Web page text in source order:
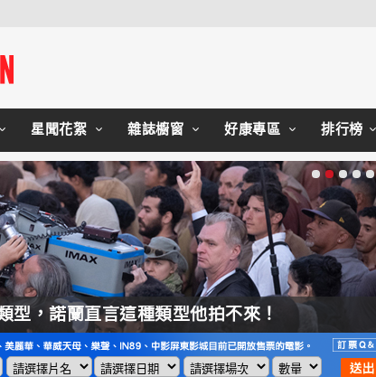
星聞花絮 雜誌櫥窗 好康專區 排行榜
型，諾蘭直言這種類型他拍不來！